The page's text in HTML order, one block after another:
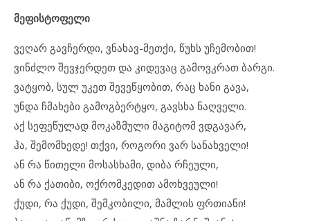
მეფისტოფელი
ვეღარ გავჩერდი, ვნახავ-მეთქი, წუხს უჩემობით!
ვინძლო შევჯერდეთ და კიდევაც გამოვკრათ ბარგი.
ვატყობ, სულ უკეთ შევეწყობით, რაც ხანი გავა,
უნდა ჩმახები გამოგბერტყო, გავსხა ნაღველი.
აქ სეფეწულად მოკაზმული მაგიტომ ვდგავარ,
ჰა, შემომხედე! თქვი, როგორი ვარ სანახველი!
ან რა წითელი მოსასხამი, დიბა რჩეული,
ან რა ქათიბი, ოქრომკედით ამოხვეული!
ქუდი, რა ქუდი, შემკობილი, მამლის ფრთიანი!